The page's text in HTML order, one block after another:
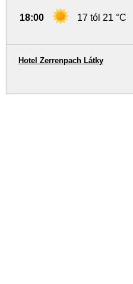
18:00 17 tól 21 °C
Hotel Zerrenpach Látky